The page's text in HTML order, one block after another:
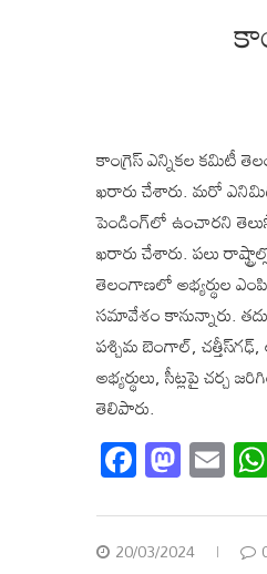
కాంగ్రెస్ ఎన్నికల కమిటీ
ఖరారు చేశారు. మరో
పెండింగ్‌లో ఉంచారని
ఖరారు చేశారు. పలు
తెలంగాణలో అభ్యర్థుల
సమావేశం కానున్నారు.
పశ్చిమ బెంగాల్, చత్తీస్‌గఢ్,
అభ్యర్థులు, సీట్లపై చర్చ
తెలిపారు.
20/03/2024